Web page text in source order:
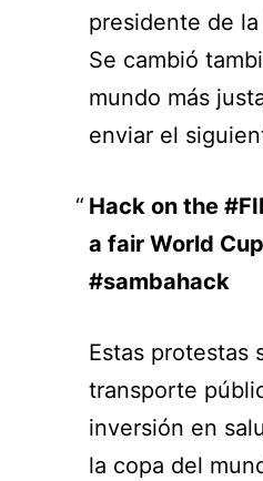
presidente de
Se cambió
mundo más
enviar el
Hack on the
a fair World
#sambahack
Estas protestas
transporte
inversión en
la copa del